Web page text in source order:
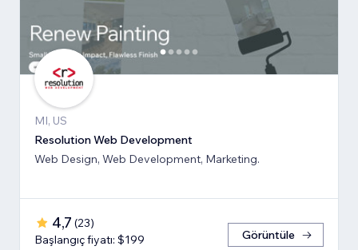
MI, US
Resolution Web Development
Web Design, Web Development, Marketing.
4,7 (23)
Başlangıç fiyatı: $199
Görüntüle